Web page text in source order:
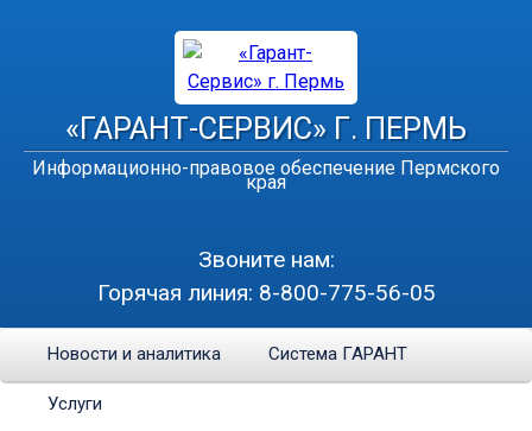
«ГАРАНТ-СЕРВИС» Г. ПЕРМЬ
Информационно-правовое обеспечение Пермского
края
Звоните нам:
Горячая линия: 8-800-775-56-05
Новости и аналитика Система ГАРАНТ
Услуги